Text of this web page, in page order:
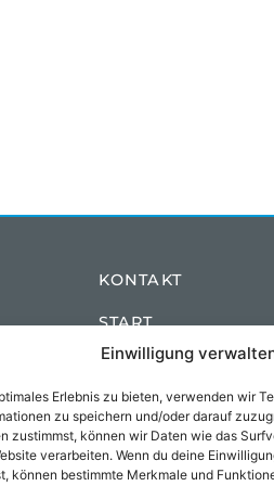
Einwilligung
Erlebnis zu bieten, verwenden wir
zu speichern und/oder darauf
zustimmst, können wir Daten wie das
verarbeiten. Wenn du deine
können bestimmte Merkmale und
KONTAKT
START
IMPRESSUM
DATENSCHUTZ
COOKIE-